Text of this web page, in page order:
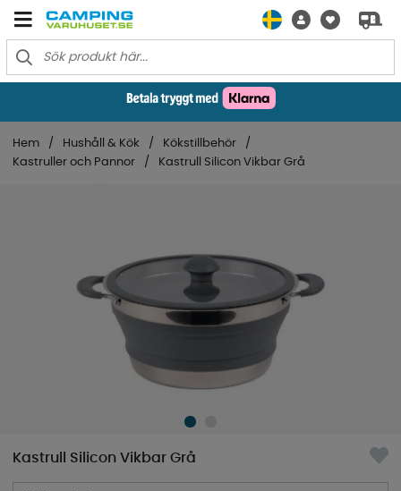
Hem Hushåll & Kök
Kökstillbehör
Kastruller och Pannor
Kastrull Silicon Vikbar Grå
Kastrull Silicon Vikbar Grå